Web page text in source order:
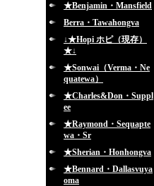
★Benjamin・Mansfield
Berra・Tawahongva
↓★Hopi ホピ（現存）
★↓
★Sonwai（Verma・Ne
quatewa）
★Charles&Don・Suppl
ee
★Raymond・Sequapte
wa・Sr
★Sherian・Honhongva
★Bennard・Dallasvuya
oma